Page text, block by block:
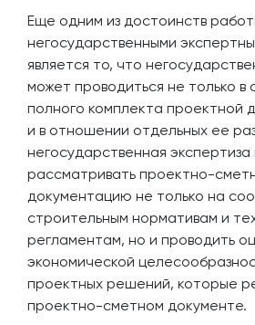
Еще одним из достоинств
негосударственными
является то, что
может проводиться не только в
полного комплекта проектной
и в отношении отдельных ее
негосударственная
рассматривать проектно-
документацию не только на
строительным нормативам и
регламентам, но и проводить
экономической
проектных решений, которые
проектно-сметном документе.